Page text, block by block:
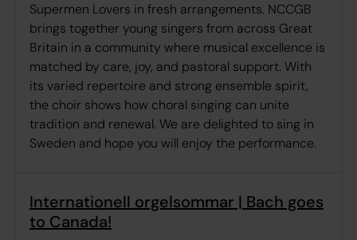
Supermen Lovers in fresh arrangements. NCCGB
brings together young singers from across Great
Britain in a community where musical excellence is
matched by care, joy, and pastoral support. With
its varied repertoire and strong ensemble spirit,
the choir shows how choral singing can unite
tradition and renewal. We are delighted to sing in
Sweden and hope you will enjoy the performance.
Internationell orgelsommar | Bach goes
to Canada!